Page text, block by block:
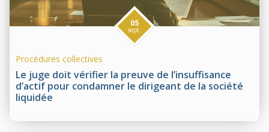
Le juge doit vérifier la preuve de l’insuffisance
d’actif pour condamner le dirigeant de la société
liquidée
05
sept.
Procédures collectives